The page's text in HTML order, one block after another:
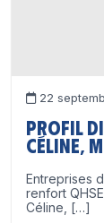
22
Profil
Céline,
Entreprises
renfort
Céline, […]